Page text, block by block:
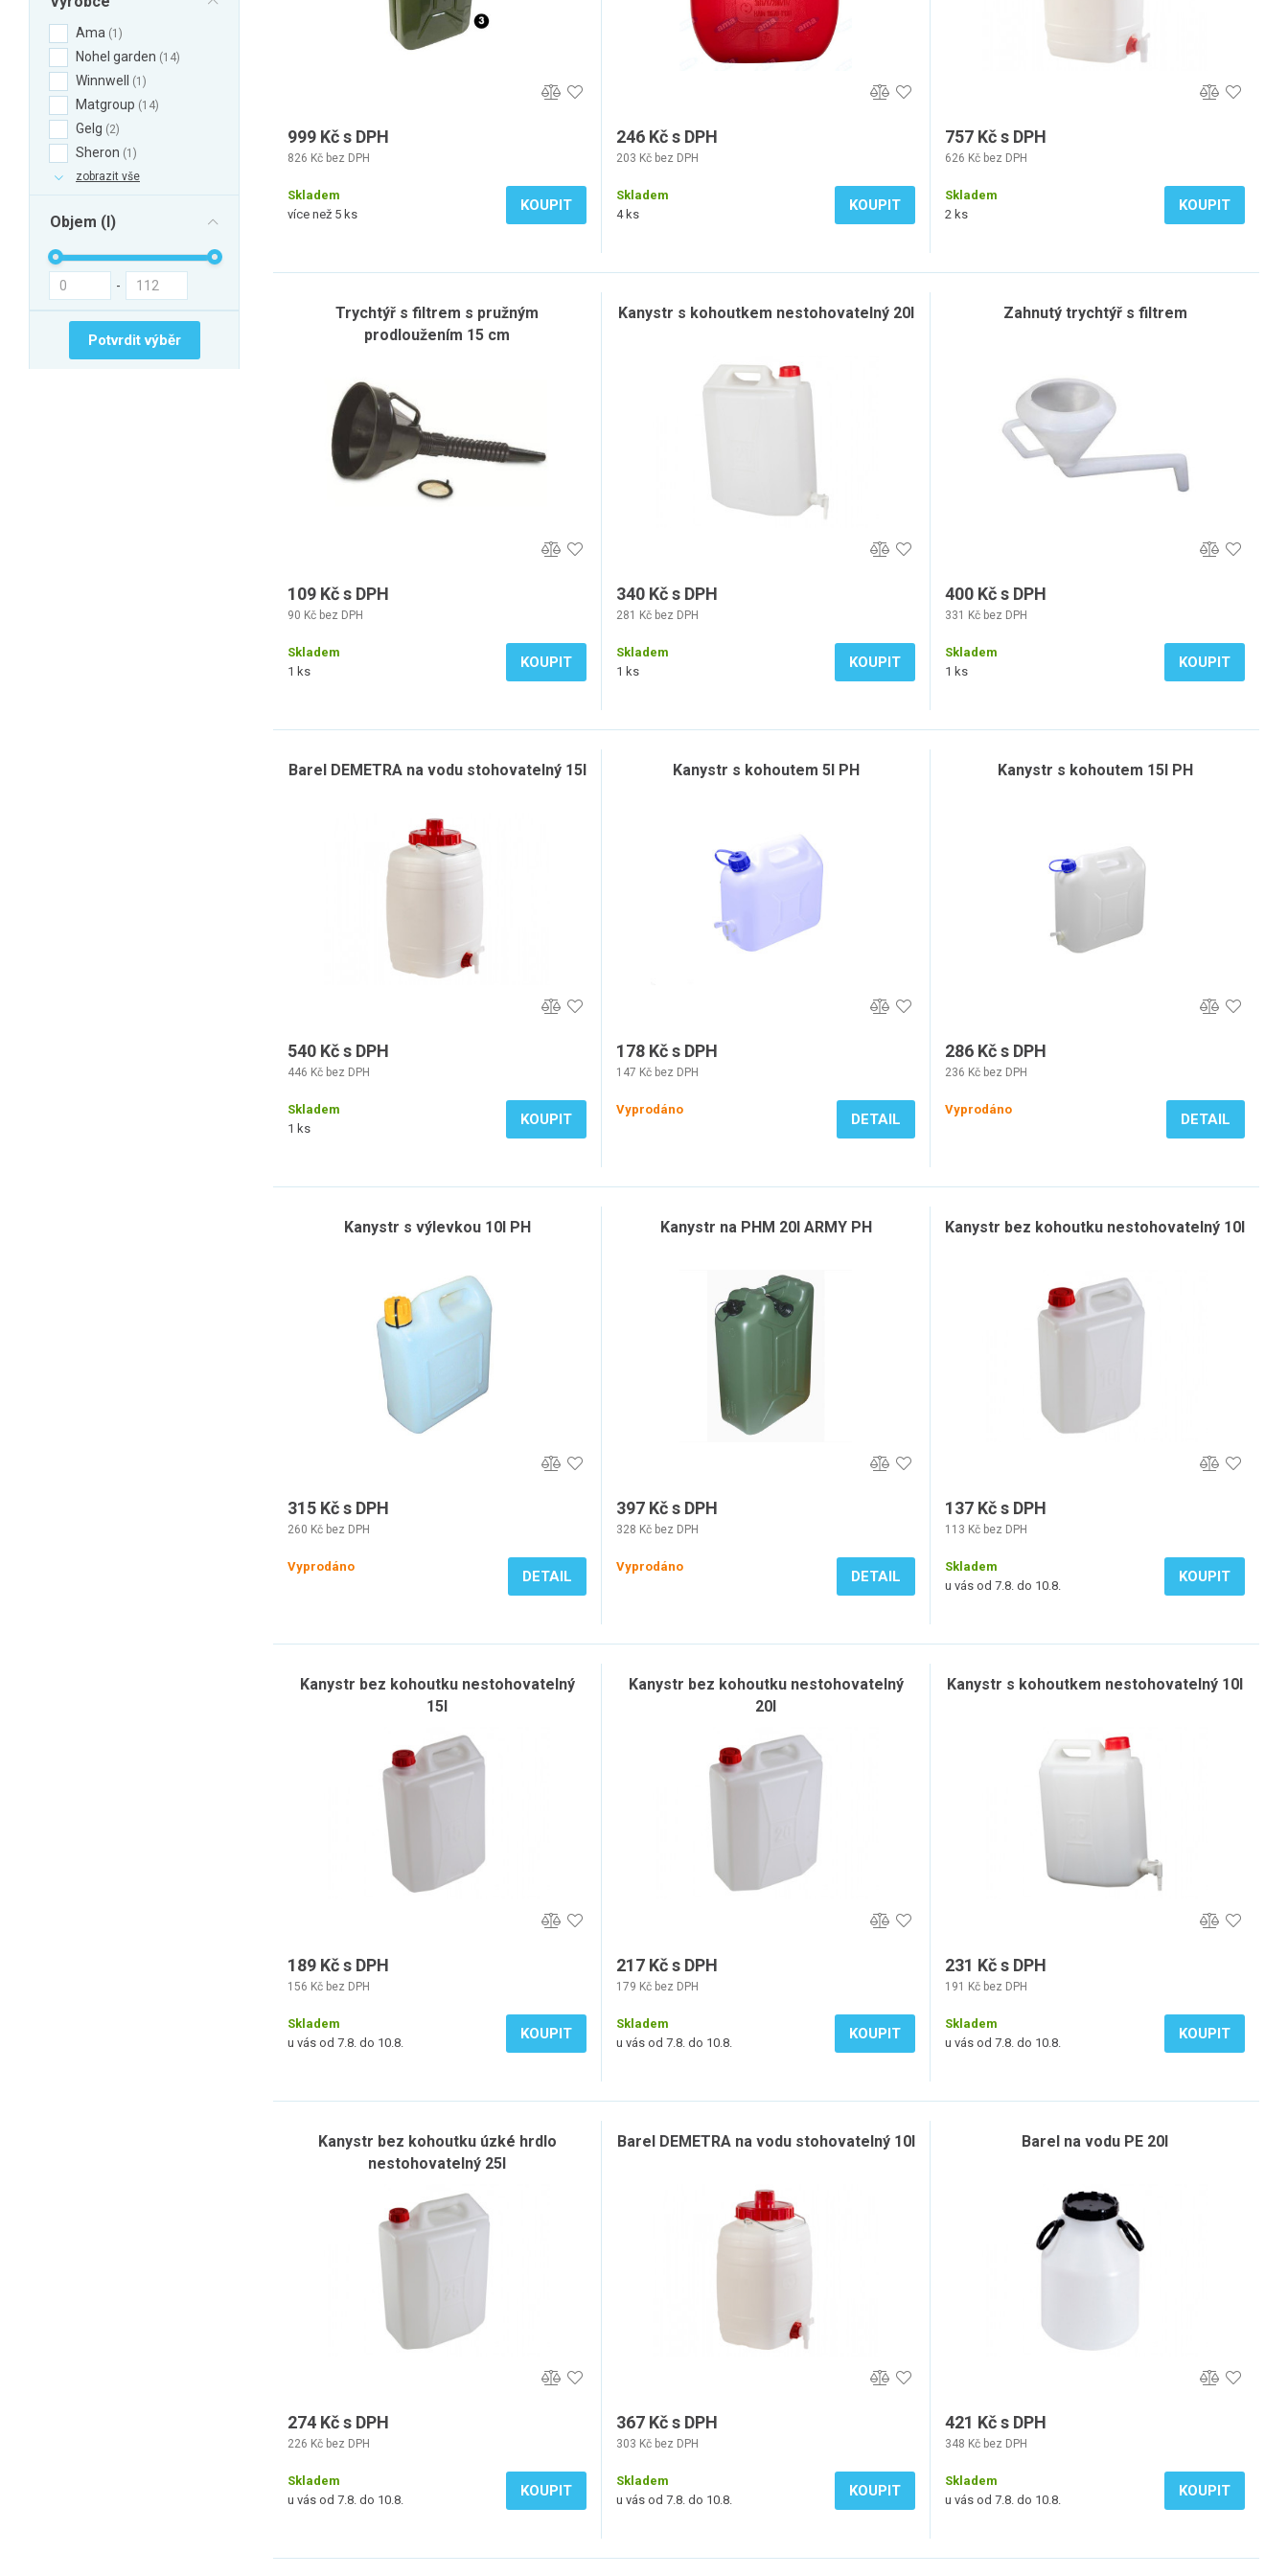
Ama 1
Nohel garden 14
Winnwell 1
Matgroup 14
Gelg 2
Sheron
1
zobrazit vše
Objem (l)
-
Potvrdit výběr
999 Kč s DPH
826 Kč bez DPH
Skladem
více než 5 ks
KOUPIT
246 Kč s DPH
203 Kč bez DPH
Skladem
4 ks
KOUPIT
757 Kč s DPH
626 Kč bez DPH
Skladem
2 ks
KOUPIT
Trychtýř s filtrem s pružným
prodloužením 15 cm
109 Kč s DPH
90 Kč bez DPH
Skladem
1 ks
KOUPIT
Kanystr s kohoutkem nestohovatelný 20l
340 Kč s DPH
281 Kč bez DPH
Skladem
1 ks
KOUPIT
Zahnutý trychtýř s filtrem
400 Kč s DPH
331 Kč bez DPH
Skladem
1 ks
KOUPIT
Barel DEMETRA na vodu stohovatelný 15l
540 Kč s DPH
446 Kč bez DPH
Skladem
1 ks
KOUPIT
Kanystr s kohoutem 5l PH
178 Kč s DPH
147 Kč bez DPH
Vyprodáno
DETAIL
Kanystr s kohoutem 15l PH
286 Kč s DPH
236 Kč bez DPH
Vyprodáno
DETAIL
Kanystr s výlevkou 10l PH
315 Kč s DPH
260 Kč bez DPH
Vyprodáno
DETAIL
Kanystr na PHM 20l ARMY PH
397 Kč s DPH
328 Kč bez DPH
Vyprodáno
DETAIL
Kanystr bez kohoutku nestohovatelný 10l
137 Kč s DPH
113 Kč bez DPH
Skladem
u vás od 7.8. do 10.8.
KOUPIT
Kanystr bez kohoutku nestohovatelný
15l
189 Kč s DPH
156 Kč bez DPH
Skladem
u vás od 7.8. do 10.8.
KOUPIT
Kanystr bez kohoutku nestohovatelný
20l
217 Kč s DPH
179 Kč bez DPH
Skladem
u vás od 7.8. do 10.8.
KOUPIT
Kanystr s kohoutkem nestohovatelný 10l
231 Kč s DPH
191 Kč bez DPH
Skladem
u vás od 7.8. do 10.8.
KOUPIT
Kanystr bez kohoutku úzké hrdlo
nestohovatelný 25l
274 Kč s DPH
226 Kč bez DPH
Skladem
u vás od 7.8. do 10.8.
KOUPIT
Barel DEMETRA na vodu stohovatelný 10l
367 Kč s DPH
303 Kč bez DPH
Skladem
u vás od 7.8. do 10.8.
KOUPIT
Barel na vodu PE 20l
421 Kč s DPH
348 Kč bez DPH
Skladem
u vás od 7.8. do 10.8.
KOUPIT